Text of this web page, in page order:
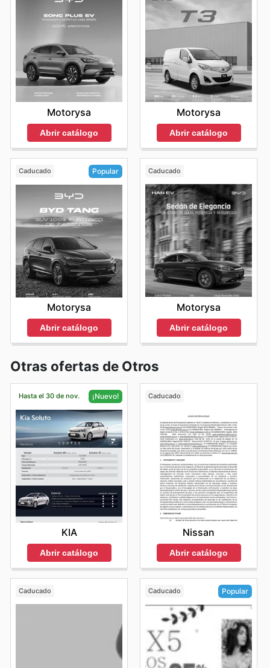
Motorysa
Abrir catálogo
Motorysa
Abrir catálogo
Caducado Popular
Motorysa
Abrir catálogo
Caducado
Motorysa
Abrir catálogo
Otras ofertas de Otros
Hasta el 30 de nov. ¡Nuevo!
KIA
Abrir catálogo
Caducado
Nissan
Abrir catálogo
Caducado Caducado Popular